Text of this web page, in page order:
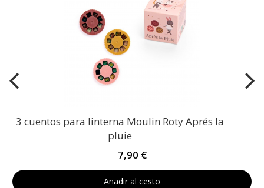
3 cuentos para linterna Moulin Roty Aprés la
pluie
7,90 €
Añadir al cesto